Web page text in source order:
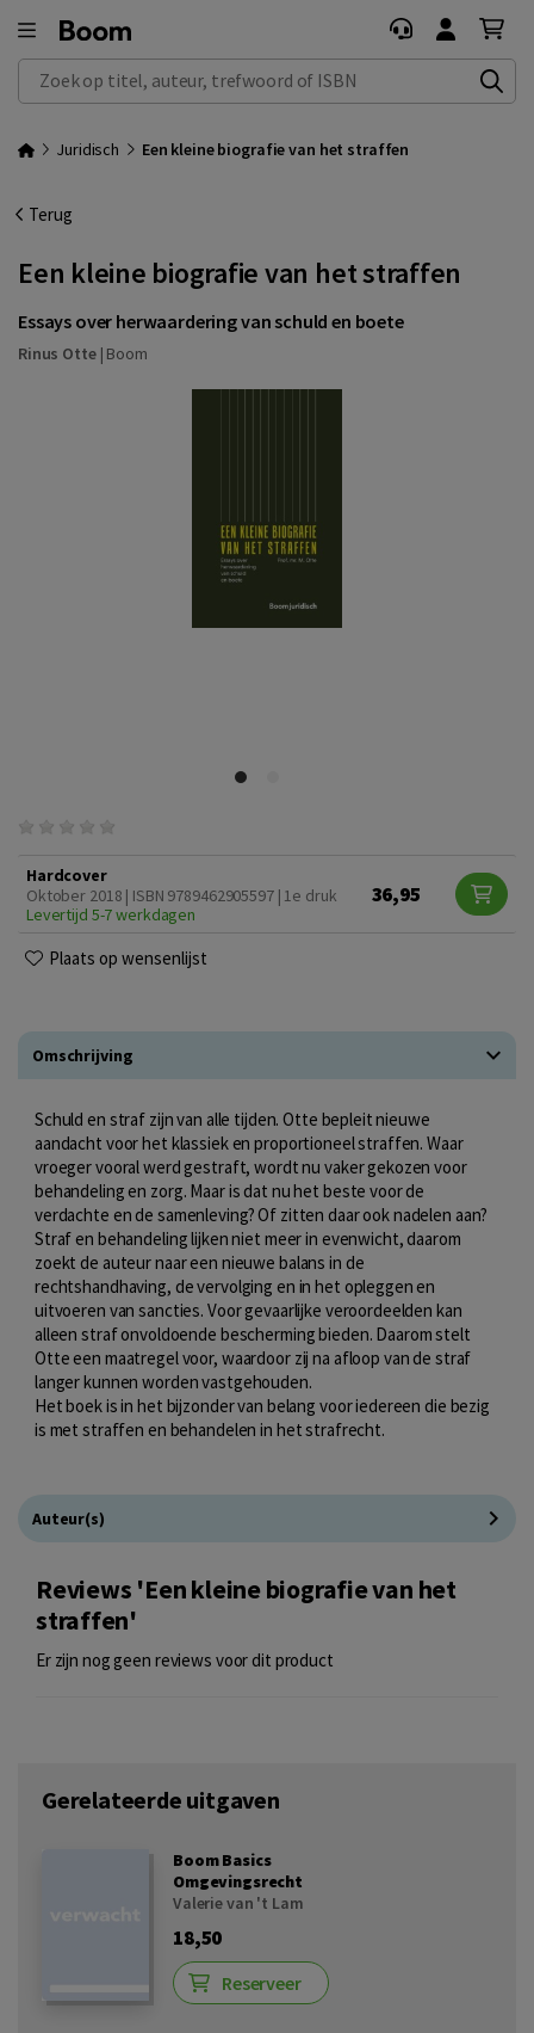
Zoek op titel, auteur, trefwoord of ISBN
Juridisch Een kleine biografie van het straffen
Terug
Een kleine biografie van het straffen
Essays over herwaardering van schuld en boete
Rinus Otte| Boom
Hardcover
Oktober 2018 | ISBN 9789462905597 | 1e druk
Levertijd 5-7 werkdagen
36,95
Plaats op wensenlijst
Omschrijving
Schuld en straf zijn van alle tijden. Otte bepleit nieuwe
aandacht voor het klassiek en proportioneel straffen. Waar
vroeger vooral werd gestraft, wordt nu vaker gekozen voor
behandeling en zorg. Maar is dat nu het beste voor de
verdachte en de samenleving? Of zitten daar ook nadelen aan?
Straf en behandeling lijken niet meer in evenwicht, daarom
zoekt de auteur naar een nieuwe balans in de
rechtshandhaving, de vervolging en in het opleggen en
uitvoeren van sancties. Voor gevaarlijke veroordeelden kan
alleen straf onvoldoende bescherming bieden. Daarom stelt
Otte een maatregel voor, waardoor zij na afloop van de straf
langer kunnen worden vastgehouden.
Het boek is in het bijzonder van belang voor iedereen die bezig
is met straffen en behandelen in het strafrecht.
Auteur(s)
Reviews 'Een kleine biografie van het
straffen'
Er zijn nog geen reviews voor dit product
Gerelateerde uitgaven
Boom Basics
Omgevingsrecht
Valerie van 't Lam
18,50
Reserveer